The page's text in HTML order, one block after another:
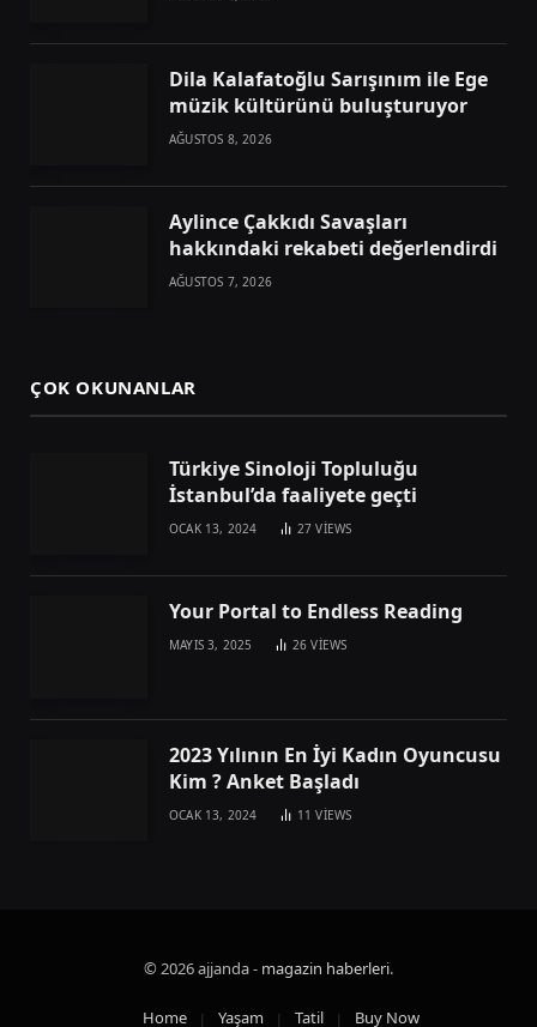
Dila Kalafatoğlu Sarışınım ile Ege
müzik kültürünü buluşturuyor
AĞUSTOS 8, 2026
Aylince Çakkıdı Savaşları
hakkındaki rekabeti değerlendirdi
AĞUSTOS 7, 2026
ÇOK OKUNANLAR
Türkiye Sinoloji Topluluğu
İstanbul’da faaliyete geçti
OCAK 13, 2024 27VIEWS
Your Portal to Endless Reading
MAYIS 3, 2025 26VIEWS
2023 Yılının En İyi Kadın Oyuncusu
Kim ? Anket Başladı
OCAK 13, 2024 11VIEWS
© 2026 ajjanda - magazin haberleri.
Home Yaşam Tatil Buy Now